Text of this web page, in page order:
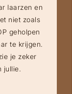
laarzen en
niet zoals
geholpen
te krijgen.
je zeker
jullie.